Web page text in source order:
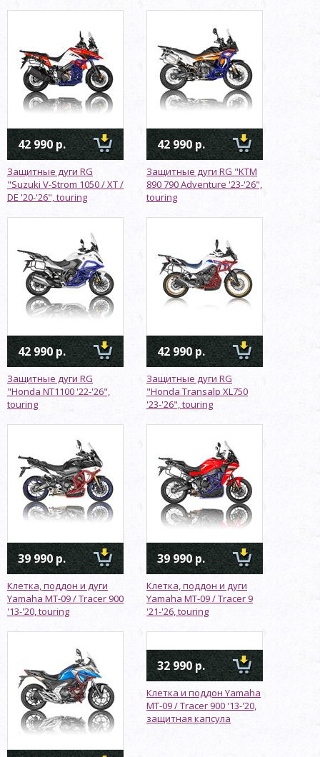
42 990 р.
Защитные дуги RG
"Suzuki V-Strom 1050 / XT /
DE '20-'26", touring
42 990 р.
Защитные дуги RG "KTM
890 790 Adventure '23-'26",
touring
42 990 р.
Защитные дуги RG
"Honda NT1100 '22-'26",
touring
42 990 р.
Защитные дуги RG
"Honda Transalp XL750
'23-'26", touring
39 990 р.
Клетка, поддон и дуги
Yamaha MT-09 / Tracer 900
'13-'20, touring
39 990 р.
Клетка, поддон и дуги
Yamaha MT-09 / Tracer 9
'21-'26, touring
32 990 р.
Клетка и поддон Yamaha
MT-09 / Tracer 900 '13-'20,
защитная капсула